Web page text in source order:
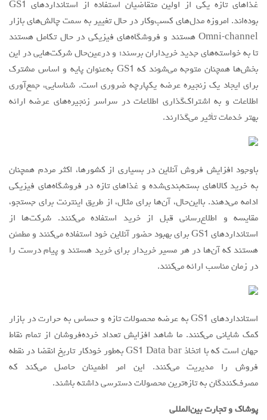
غذاهای تازه یکی از اولین متقاضیان استفاده از استانداردهای GS1
بوده‌اند. امروزه مدل‌های کسب‌وکار در حال تغییر به سمت چالش‌های بازار
Omni-channel هستند و فروشگاه‌های فیزیکی در حال تکامل هستند
تا به خواسته‌های جدید خریداران برسند؛ و درعین‌حال شرکت‌هایی در این
بخش‌ها همچنان متوجه می‌شوند که GS1 به‌عنوان پایه و اساس مشترک
برای ایجاد یک زنجیره عرضه یکپارچه ضروری است. شناسایی، جمع‌آوری
اطلاعات و به اشتراک‌گذاری اطلاعات در سراسر زنجیره‌های عرضه ارائه
بهتر خدمات تأثیر می‌گذارند.
باوجود افزایش فروش آنلاین در بسیاری از کشورها، اکثر مردم همچنان
به خرید کالاهای بسته‌بندی‌شده و غذاهای تازه در فروشگاه‌های فیزیکی
ادامه می‌دهند. بااین‌حال، آن‌ها برای مثال، از طریق اینترنت برای جستجو،
مقایسه و اطلاع‌رسانی قبل از خرید استفاده می‌کنند. شرکت‌ها از
استانداردهای GS1 برای بهبود حضور آنلاین خود استفاده می‌کنند و مطمئن
هستند که آن‌ها در هر مسیر خریدار برای خرید هستند و پیام درست را
در زمان مناسب ارائه می‌کنند.
استانداردهای GS1 به عرضه محصولات تازه و حساس به حرارت در بازار
کمک شایانی می‌کنند. ما شاهد افزایش تعداد خرده‌فروشان از تمام نقاط
جهان است که با اتخاذ GS1 Data bar به‌طور خودکار تاریخ انقضا در نقطه
فروش را مدیریت می‌کنند. این امر اطمینان حاصل می‌کند که
مصرف‌کنندگان به تازه‌ترین محصولات دسترسی داشته باشند.
پوشاک و تجارت بین‌المللی